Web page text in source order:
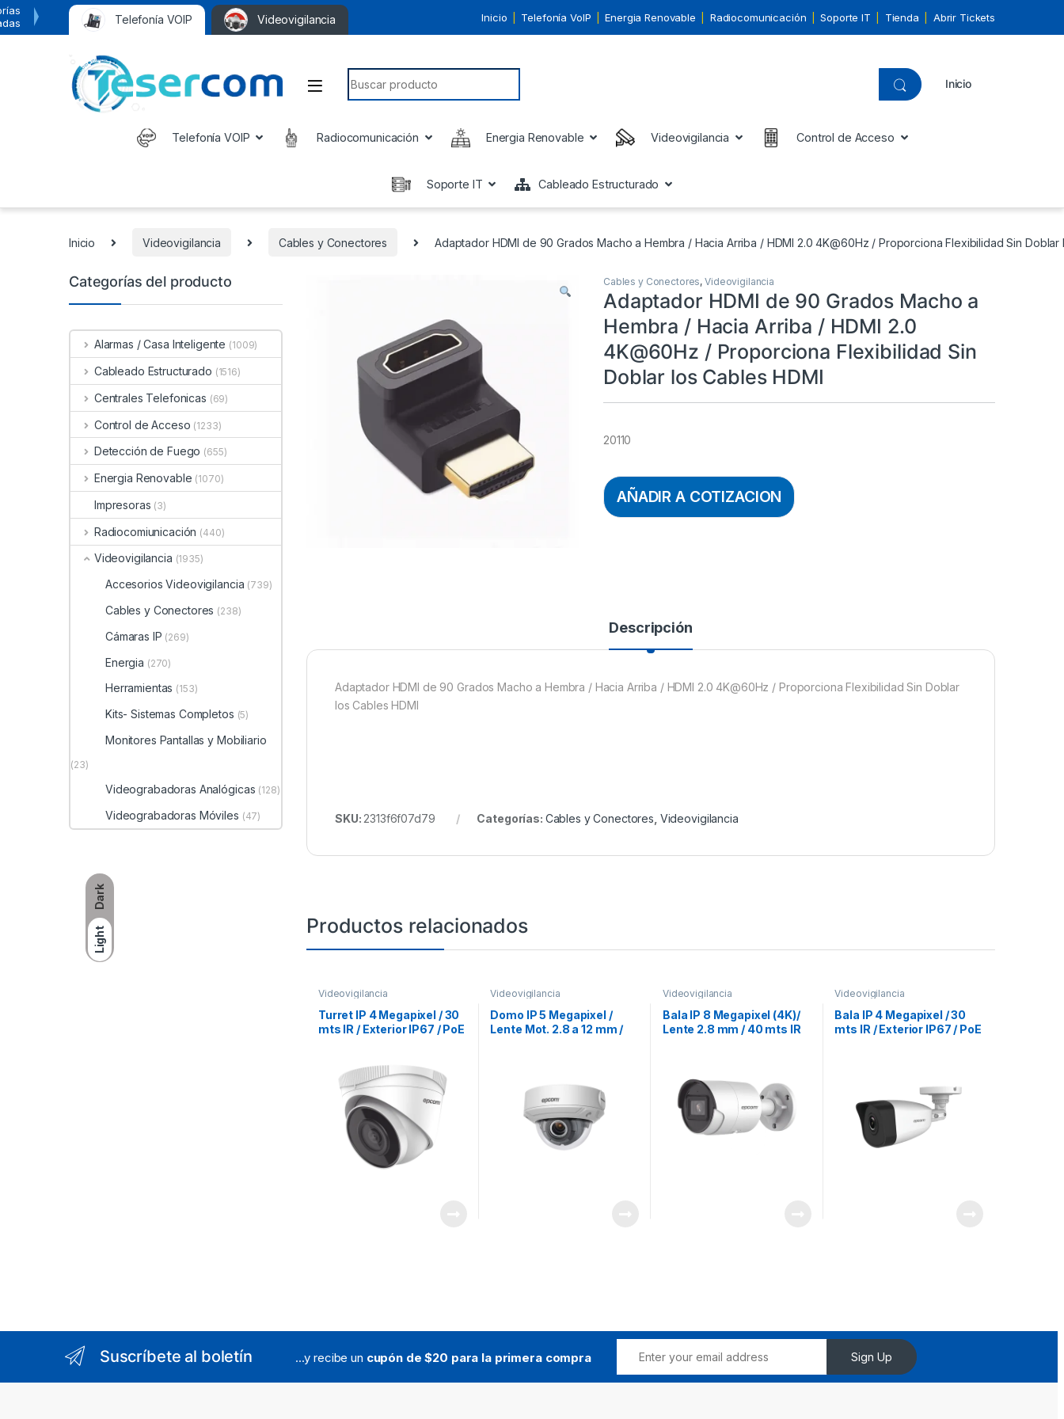
Dark
Light
Telefonía VOIP Videovigilancia Inicio Telefonía VoIP Energia Renovable Radiocomunicación Soporte IT Tienda Abrir Tickets
Search for:
Inicio
Telefonía VOIP Radiocomunicación Energia Renovable Videovigilancia Control de Acceso
Soporte IT Cableado Estructurado
Inicio Videovigilancia Cables y Conectores Adaptador HDMI de 90 Grados Macho a Hembra / Hacia Arriba / HDMI 2.0 4K@60Hz / Proporciona Flexibilidad Sin Doblar
Cables y Conectores,Videovigilancia
Adaptador HDMI de 90 Grados Macho a
Hembra / Hacia Arriba / HDMI 2.0
4K@60Hz / Proporciona Flexibilidad Sin
Doblar los Cables HDMI
20110
AÑADIR A COTIZACION
Descripción
Adaptador HDMI de 90 Grados Macho a Hembra / Hacia Arriba / HDMI 2.0 4K@60Hz / Proporciona Flexibilidad Sin Doblar
los Cables HDMI
SKU: 2313f6f07d79 Categorías: Cables y Conectores Videovigilancia
Productos relacionados
Videovigilancia
Turret IP 4 Megapixel / 30
mts IR / Exterior IP67 / PoE
Videovigilancia
Domo IP 5 Megapixel /
Lente Mot. 2.8 a 12 mm /
Videovigilancia
Bala IP 8 Megapixel (4K)/
Lente 2.8 mm / 40 mts IR
Videoanaliticos (Filtro de
Falsas Alarmas) / Ultra
Baja Iluminación
Videovigilancia
Bala IP 4 Megapixel / 30
mts IR / Exterior IP67 / PoE
Categorías del producto
Alarmas / Casa Inteligente (1009)
Cableado Estructurado (1516)
Centrales Telefonicas (69)
Control de Acceso (1233)
Detección de Fuego (655)
Energia Renovable (1070)
Impresoras (3)
Radiocomiunicación (440)
Videovigilancia (1935)
Accesorios Videovigilancia (739)
Cables y Conectores (238)
Cámaras IP (269)
Energia (270)
Herramientas (153)
Kits- Sistemas Completos (5)
Monitores Pantallas y Mobiliario
(23)
Videograbadoras Analógicas (128)
Videograbadoras Móviles (47)
Suscríbete al boletín ...y recibe un cupón de $20 para la primera compra Sign Up